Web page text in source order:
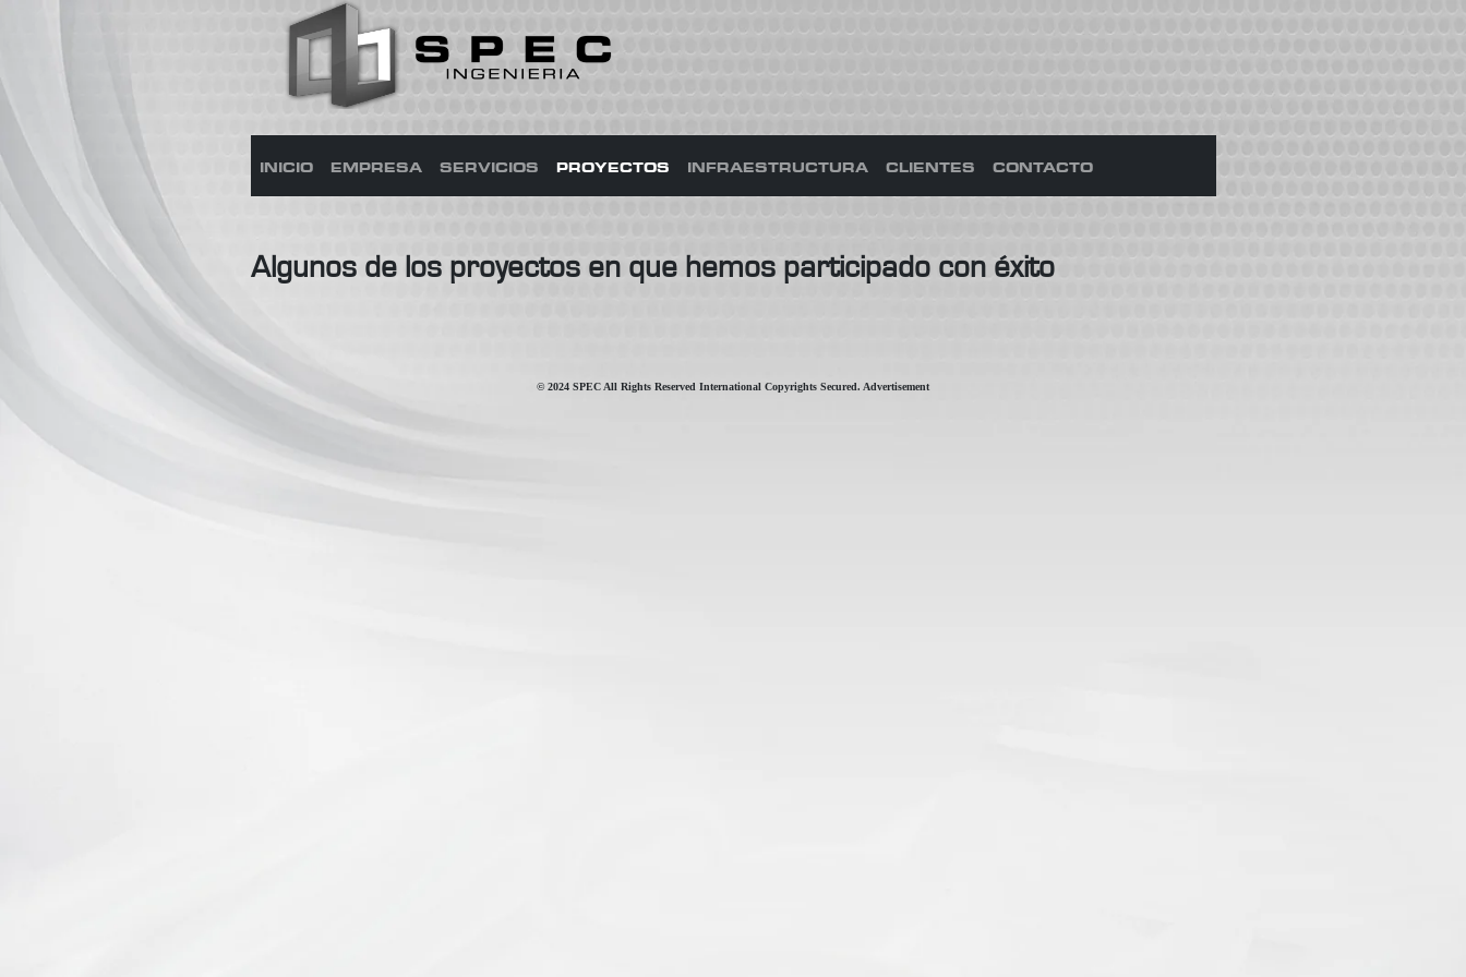
INICIO EMPRESA SERVICIOS PROYECTOS INFRAESTRUCTURA CLIENTES CONTACTO
Algunos de los proyectos en que hemos participado con éxito
© 2024 SPEC All Rights Reserved International Copyrights Secured. Advertisement